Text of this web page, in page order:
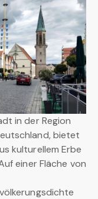
in der Region
bietet
kulturellem Erbe
einer Fläche von